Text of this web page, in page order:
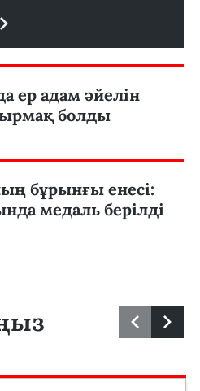
ер адам әйелін
болды
бұрынғы енесі:
медаль берілді